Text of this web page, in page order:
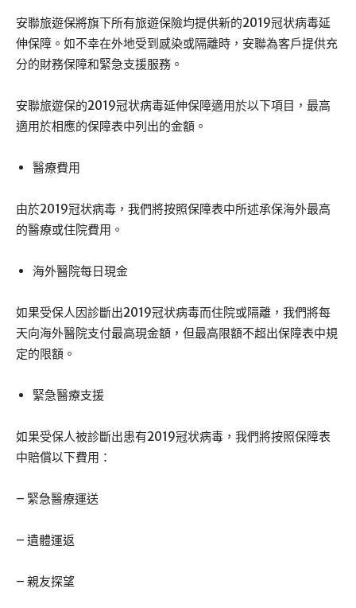
安聯旅遊保將旗下所有旅遊保險均提供新的2019冠状病毒延
伸保障。如不幸在外地受到感染或隔離時，安聯為客戶提供充
分的財務保障和緊急支援服務。
安聯旅遊保的2019冠状病毒延伸保障適用於以下項目，最高
適用於相應的保障表中列出的金額。
醫療費用
由於2019冠状病毒，我們將按照保障表中所述承保海外最高
的醫療或住院費用。
海外醫院每日現金
如果受保人因診斷出2019冠状病毒而住院或隔離，我們將每
天向海外醫院支付最高現金額，但最高限額不超出保障表中規
定的限額。
緊急醫療支援
如果受保人被診斷出患有2019冠状病毒，我們將按照保障表
中賠償以下費用：
– 緊急醫療運送
– 遺體運返
– 親友探望